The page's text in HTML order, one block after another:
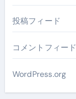
投稿フィード
コメントフィード
WordPress.org